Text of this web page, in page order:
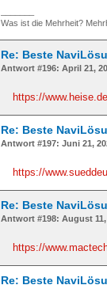
Was ist die Mehrheit?
Re: Beste
Antwort #196: April 21,
https://
Re: Beste
Antwort #197: Juni 21,
https://
Re: Beste
Antwort #198: August 11,
https://
Re: Beste